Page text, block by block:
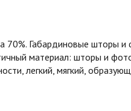
Габардиновые шторы и
материал: шторы и
легкий, мягкий,